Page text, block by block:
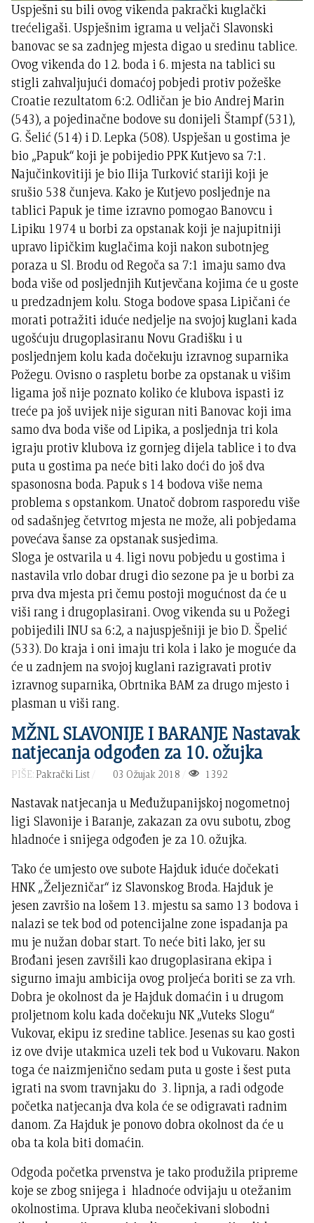
Uspješni su bili ovog vikenda pakrački kuglački
trećeligaši. Uspješnim igrama u veljači Slavonski
banovac se sa zadnjeg mjesta digao u sredinu tablice.
Ovog vikenda do 12. boda i 6. mjesta na tablici su
stigli zahvaljujući domaćoj pobjedi protiv požeške
Croatie rezultatom 6:2. Odličan je bio Andrej Marin
(543), a pojedinačne bodove su donijeli Štampf (531),
G. Šelić (514) i D. Lepka (508). Uspješan u gostima je
bio „Papuk“ koji je pobijedio PPK Kutjevo sa 7:1.
Najučinkovitiji je bio Ilija Turković stariji koji je
srušio 538 čunjeva. Kako je Kutjevo posljednje na
tablici Papuk je time izravno pomogao Banovcu i
Lipiku 1974 u borbi za opstanak koji je najupitniji
upravo lipičkim kuglačima koji nakon subotnjeg
poraza u Sl. Brodu od Regoča sa 7:1 imaju samo dva
boda više od posljednjih Kutjevčana kojima će u goste
u predzadnjem kolu. Stoga bodove spasa Lipičani će
morati potražiti iduće nedjelje na svojoj kuglani kada
ugošćuju drugoplasiranu Novu Gradišku i u
posljednjem kolu kada dočekuju izravnog suparnika
Požegu. Ovisno o raspletu borbe za opstanak u višim
ligama još nije poznato koliko će klubova ispasti iz
treće pa još uvijek nije siguran niti Banovac koji ima
samo dva boda više od Lipika, a posljednja tri kola
igraju protiv klubova iz gornjeg dijela tablice i to dva
puta u gostima pa neće biti lako doći do još dva
spasonosna boda. Papuk s 14 bodova više nema
problema s opstankom. Unatoč dobrom rasporedu više
od sadašnjeg četvrtog mjesta ne može, ali pobjedama
povećava šanse za opstanak susjedima.
Sloga je ostvarila u 4. ligi novu pobjedu u gostima i
nastavila vrlo dobar drugi dio sezone pa je u borbi za
prva dva mjesta pri čemu postoji mogućnost da će u
viši rang i drugoplasirani. Ovog vikenda su u Požegi
pobijedili INU sa 6:2, a najuspješniji je bio D. Špelić
(533). Do kraja i oni imaju tri kola i lako je moguće da
će u zadnjem na svojoj kuglani razigravati protiv
izravnog suparnika, Obrtnika BAM za drugo mjesto i
plasman u viši rang.
MŽNL SLAVONIJE I BARANJE Nastavak
natjecanja odgođen za 10. ožujka
PIŠE: Pakrački List 03 Ožujak 2018 1392
Nastavak natjecanja u Međužupanijskoj nogometnoj
ligi Slavonije i Baranje, zakazan za ovu subotu, zbog
hladnoće i snijega odgođen je za 10. ožujka.
Tako će umjesto ove subote Hajduk iduće dočekati
HNK „Željezničar“ iz Slavonskog Broda. Hajduk je
jesen završio na lošem 13. mjestu sa samo 13 bodova i
nalazi se tek bod od potencijalne zone ispadanja pa
mu je nužan dobar start. To neće biti lako, jer su
Brođani jesen završili kao drugoplasirana ekipa i
sigurno imaju ambicija ovog proljeća boriti se za vrh.
Dobra je okolnost da je Hajduk domaćin i u drugom
proljetnom kolu kada dočekuju NK „Vuteks Slogu“
Vukovar, ekipu iz sredine tablice. Jesenas su kao gosti
iz ove dvije utakmica uzeli tek bod u Vukovaru. Nakon
toga će naizmjenično sedam puta u goste i šest puta
igrati na svom travnjaku do 3. lipnja, a radi odgode
početka natjecanja dva kola će se odigravati radnim
danom. Za Hajduk je ponovo dobra okolnost da će u
oba ta kola biti domaćin.
Odgoda početka prvenstva je tako produžila pripreme
koje se zbog snijega i hladnoće odvijaju u otežanim
okolnostima. Uprava kluba neočekivani slobodni